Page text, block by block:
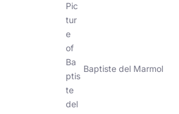
Baptiste del Marmol